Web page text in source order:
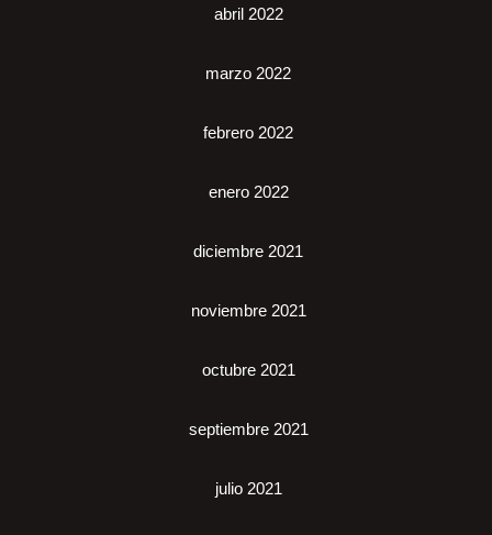
abril 2022
marzo 2022
febrero 2022
enero 2022
diciembre 2021
noviembre 2021
octubre 2021
septiembre 2021
julio 2021